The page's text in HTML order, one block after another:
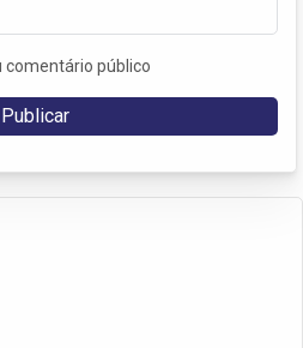
comentário público